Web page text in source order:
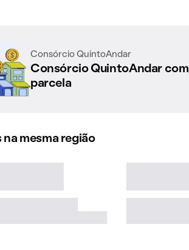
Consórcio QuintoAndar
Consórcio QuintoAndar com
parcela
na mesma região